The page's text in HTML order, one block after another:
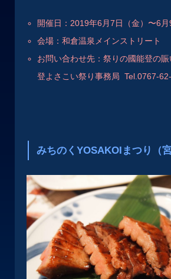
開催日：2019年6月7日（金）〜6月
会場：和倉温泉メインストリート
お問い合わせ先：祭りの國能登の
登よさこい祭り事務局 Tel.0767-
みちのくYOSAKOIまつり（宮